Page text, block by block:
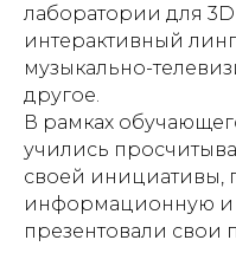
лаборатории для
интерактивный
музыкально-
другое.
В рамках
учились
своей инициативы,
информационную и
презентовали свои